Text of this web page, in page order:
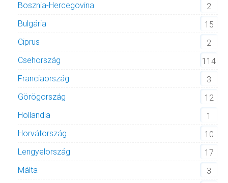
Bosznia-Hercegovina
2
Bulgária
15
Ciprus
2
Csehország
114
Franciaország
3
Görögország
12
Hollandia
1
Horvátország
10
Lengyelország
17
Málta
3